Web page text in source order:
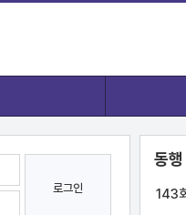
로그인
동
143